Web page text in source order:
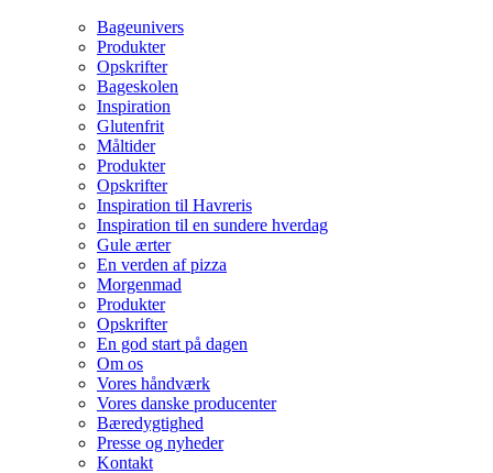
Bageunivers
Produkter
Opskrifter
Bageskolen
Inspiration
Glutenfrit
Måltider
Produkter
Opskrifter
Inspiration til Havreris
Inspiration til en sundere hverdag
Gule ærter
En verden af pizza
Morgenmad
Produkter
Opskrifter
En god start på dagen
Om os
Vores håndværk
Vores danske producenter
Bæredygtighed
Presse og nyheder
Kontakt